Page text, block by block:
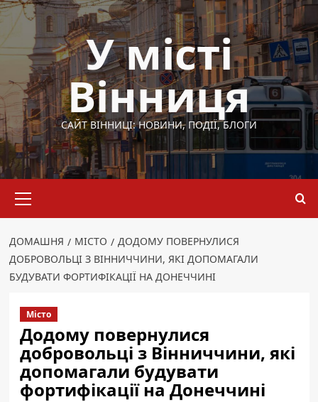
Перейти
до
вмісту
У місті
Вінниця
САЙТ ВІННИЦІ: НОВИНИ, ПОДІЇ, БЛОГИ
меню
ДОМАШНЯ МІСТО
ДОДОМУ ПОВЕРНУЛИСЯ
ДОБРОВОЛЬЦІ З ВІННИЧЧИНИ, ЯКІ ДОПОМАГАЛИ
БУДУВАТИ ФОРТИФІКАЦІЇ НА ДОНЕЧЧИНІ
Місто
Додому повернулися
добровольці з Вінниччини, які
допомагали будувати
фортифікації на Донеччині